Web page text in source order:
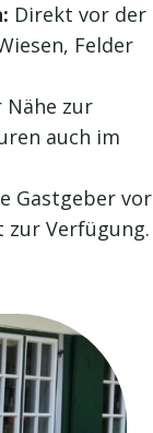
Direkt vor der
Felder
Nähe zur
auch im
Gastgeber vor
zur Verfügung.